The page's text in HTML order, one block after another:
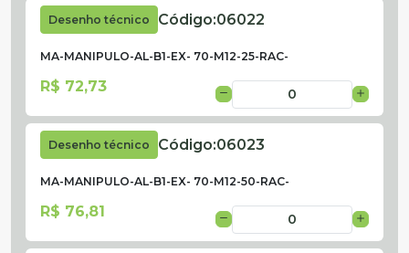
Desenho técnico Código:06022
MA-MANIPULO-AL-B1-EX- 70-M12-25-RAC-
R$ 72,73
Desenho técnico Código:06023
MA-MANIPULO-AL-B1-EX- 70-M12-50-RAC-
R$ 76,81